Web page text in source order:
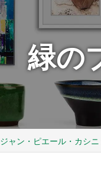
緑の
ジャン・ピエール・カシ